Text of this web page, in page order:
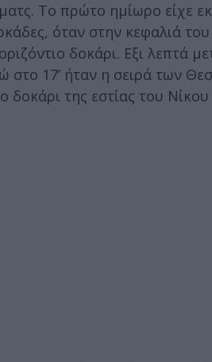
Το πρώτο ημίωρο είχε
όταν στην κεφαλιά
δοκάρι. Εξι λεπτά
στο 17’ ήταν η σειρά των
δοκάρι της εστίας του